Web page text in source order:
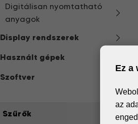
Digitálisan nyomtatható
anyagok
Display rendszerek
Használt gépek
Szoftver
Szűrők
Ez a
az